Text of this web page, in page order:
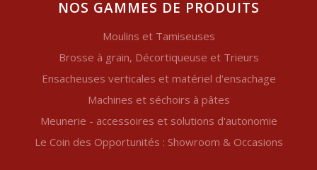
NOS GAMMES DE PRODUITS
Moulins et Tamiseuses
Brosse à grain, Décortiqueuse et Trieurs
Ensacheuses verticales et matériel d'ensachage
Machines et séchoirs à pâtes
Meunerie - accessoires et solutions d'autonomie
Le Coin des Opportunités : Showroom & Occasions